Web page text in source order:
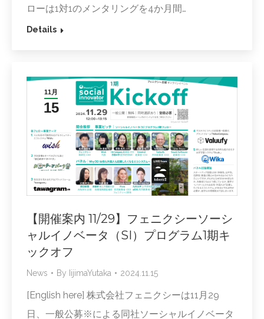
ローは1対1のメンタリングを4か月間…
Details
11月
15
【開催案内 11/29】フェニクシーソーシ
ャルイノベータ（SI）プログラム1期キ
ックオフ
News By IijimaYutaka 2024.11.15
[English here] 株式会社フェニクシーは11月29
日、一般公募※による同社ソーシャルイノベータ